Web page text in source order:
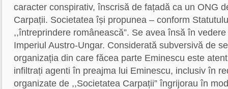
caracter conspirativ, înscrisă de fațadă ca un ONG
Carpații. Societatea își propunea – conform
,,întreprindere românească”. Se avea însă în
Imperiul Austro-Ungar. Considerată subversivă de
organizația din care făcea parte Eminescu este
infiltrați agenti în preajma lui Eminescu, inclusiv în
organizate de ,,Societatea Carpații” îngrijorau în